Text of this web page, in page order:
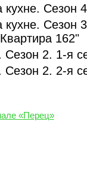
Сезон
Сезон
162"
Сезон 2. 1-я
2. 2-я
«Перец»